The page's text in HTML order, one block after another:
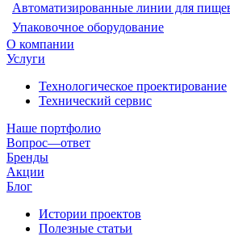
Автоматизированные линии для
Упаковочное оборудование
О компании
Услуги
Технологическое проектирование
Технический сервис
Наше портфолио
Вопрос—ответ
Бренды
Акции
Блог
Истории проектов
Полезные статьи